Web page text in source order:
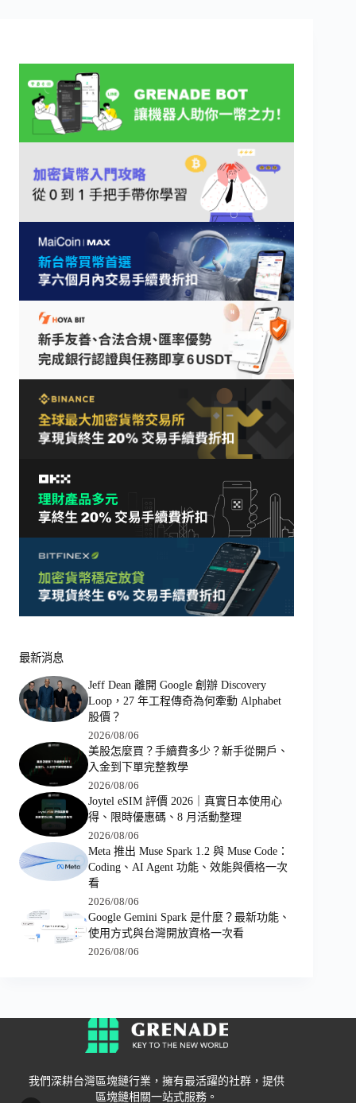
最新消息
Jeff Dean 離開 Google 創辦 Discovery
Loop，27 年工程傳奇為何牽動 Alphabet
股價？
2026/08/06
美股怎麼買？手續費多少？新手從開戶、
入金到下單完整教學
2026/08/06
Joytel eSIM 評價 2026｜真實日本使用心
得、限時優惠碼、8 月活動整理
2026/08/06
Meta 推出 Muse Spark 1.2 與 Muse Code：
Coding、AI Agent 功能、效能與價格一次
看
2026/08/06
Google Gemini Spark 是什麼？最新功能、
使用方式與台灣開放資格一次看
2026/08/06
我們深耕台灣區塊鏈行業，擁有最活躍的社群，提供
區塊鏈相關一站式服務。